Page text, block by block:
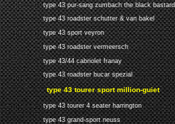
type 43 pur-sang zumbach the black bastard
type 43 roadster schutter & van bakel
type 43 sport veyron
type 43 roadster vermeersch
type 43/44 cabriolet franay
type 43 roadster bucar spezial
type 43 tourer sport million-guiet
type 43 tourer 4 seater harrington
type 43 grand-sport neuss